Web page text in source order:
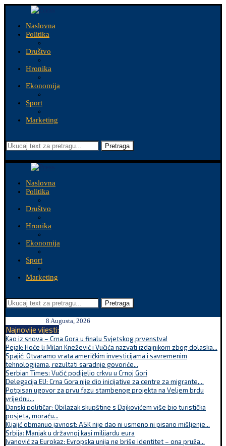
Naslovna
Politika
Društvo
Hronika
Ekonomija
Sport
Marketing
Pretraga
Naslovna
Politika
Društvo
Hronika
Ekonomija
Sport
Marketing
Pretraga
8 Augusta, 2026
Najnovije vijesti:
Kao iz snova – Crna Gora u finalu Svjetskog prvenstva!
Pejak: Hoće li Milan Knežević i Vučića nazvati izdajnikom zbog dolaska...
Spajić: Otvaramo vrata američkim investicijama i savremenim
tehnologijama, rezultati saradnje govoriće...
Serbian Times: Vučić podijelio crkvu u Crnoj Gori
Delegacija EU: Crna Gora nije dio inicijative za centre za migrante,...
Potpisan ugovor za prvu fazu stambenog projekta na Veljem brdu
vrijednu...
Danski političar: Obilazak skupštine s Dajkovićem više bio turistička
posjeta, moraću...
Kljajić obmanuo javnost: ASK nije dao ni usmeno ni pisano mišljenje...
Srbija: Manjak u državnoj kasi milijardu eura
Ivanović za Eurokaz: Evropska unija ne briše identitet – ona pruža...